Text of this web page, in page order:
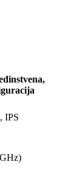
IPS